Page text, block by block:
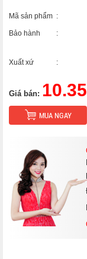
Mã sản phẩm :
Bảo hành :
Xuất xứ :
Giá bán:
MUA NGAY